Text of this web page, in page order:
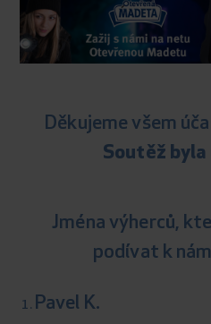
Děkujeme všem
Soutěž byla
Jména výherců,
podívat k
Pavel K.